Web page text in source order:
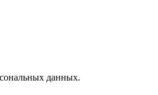
данных.